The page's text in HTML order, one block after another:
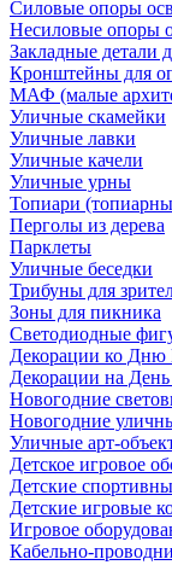
Силовые опоры
Несиловые опоры
Закладные детали
Кронштейны для
МАФ (малые
Уличные скамейки
Уличные лавки
Уличные качели
Уличные урны
Топиари
Перголы из дерева
Парклеты
Уличные беседки
Трибуны для
Зоны для пикника
Светодиодные
Декорации ко Дню
Декорации на День
Новогодние
Новогодние
Уличные арт-
Детское игровое
Детские
Детские игровые
Игровое
Кабельно-